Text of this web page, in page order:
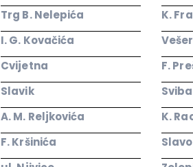
Trg B. Nelepića
I. G. Kovačića
Cvijetna
Slavik
A. M. Reljkovića
F. Kršinića
K.
F.
K.